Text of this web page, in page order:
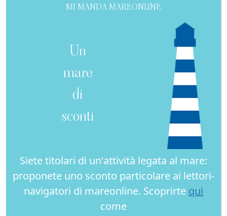
MI MANDA MAREONLINE
Un
mare
di
sconti
Siete titolari di un'attività legata al mare:
proponete uno sconto particolare ai lettori-
navigatori di mareonline. Scoprirte qui
come